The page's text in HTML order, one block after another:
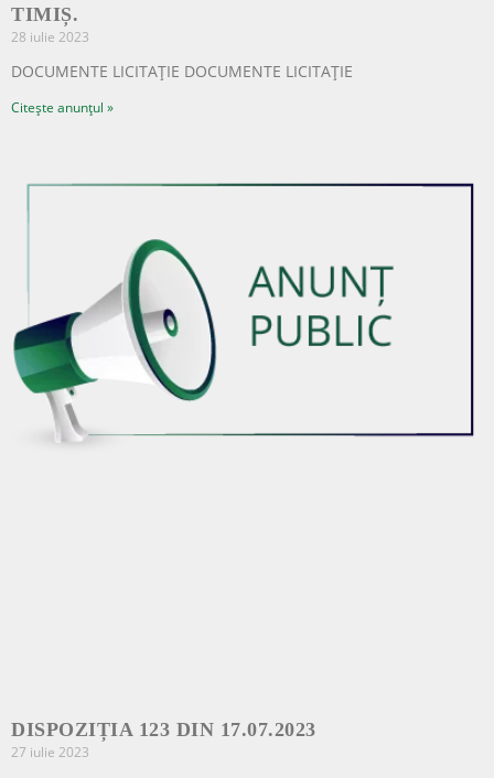
TIMIȘ.
28 iulie 2023
DOCUMENTE LICITAȚIE DOCUMENTE LICITAȚIE
Citește anunțul »
DISPOZIȚIA 123 DIN 17.07.2023
27 iulie 2023